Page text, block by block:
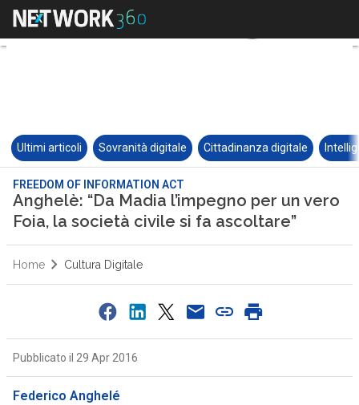
Ultimi articoli Sovranità digitale Cittadinanza digitale
FREEDOM OF INFORMATION ACT
Anghelè: “Da Madia l’impegno per un vero
Foia, la società civile si fa ascoltare”
Home Cultura Digitale
Pubblicato il 29 Apr 2016
Federico Anghelé